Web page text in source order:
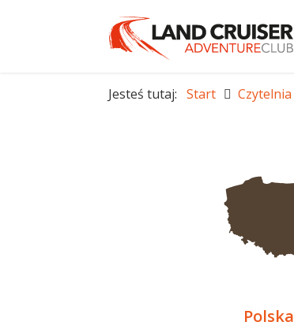
Jesteś tutaj: Start Czytelnia
Polska